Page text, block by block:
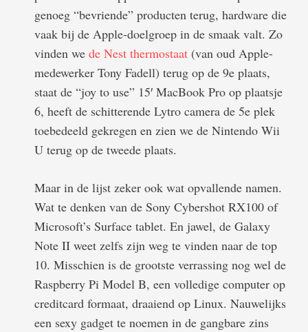
genoeg “bevriende” producten terug, hardware die
vaak bij de Apple-doelgroep in de smaak valt. Zo
vinden we de Nest thermostaat (van oud Apple-
medewerker Tony Fadell) terug op de 9e plaats,
staat de “joy to use” 15′ MacBook Pro op plaatsje
6, heeft de schitterende Lytro camera de 5e plek
toebedeeld gekregen en zien we de Nintendo Wii
U terug op de tweede plaats.
Maar in de lijst zeker ook wat opvallende namen.
Wat te denken van de Sony Cybershot RX100 of
Microsoft’s Surface tablet. En jawel, de Galaxy
Note II weet zelfs zijn weg te vinden naar de top
10. Misschien is de grootste verrassing nog wel de
Raspberry Pi Model B, een volledige computer op
creditcard formaat, draaiend op Linux. Nauwelijks
een sexy gadget te noemen in de gangbare zins